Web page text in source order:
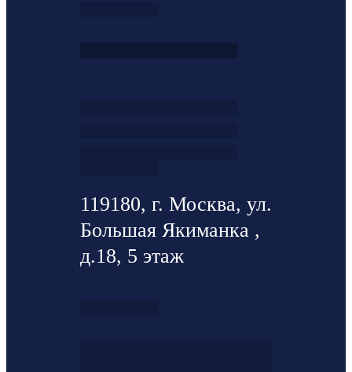
119180, г. Москва, ул.
Большая Якиманка ,
д.18, 5 этаж